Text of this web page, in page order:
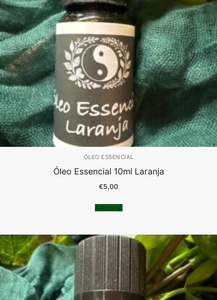
ÓLEO ESSENCIAL
Óleo Essencial 10ml Laranja
€5,00
Adicionar